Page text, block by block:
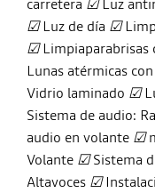
carretera ☑Luz
☑Luz de día ☑
☑Limpiaparabrisas
Lunas atérmicas
Vidrio laminado ☑
Sistema de audio:
audio en volante ☑
Volante ☑Sistema
Altavoces ☑